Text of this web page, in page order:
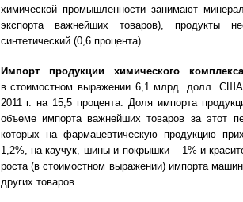
химической промышленности занимают
экспорта важнейших товаров), продукты
синтетический (0,6 процента).
Импорт продукции химического комплекса
в стоимостном выражении 6,1 млрд. долл.
2011 г. на 15,5 процента. Доля импорта
объеме импорта важнейших товаров за этот
которых на фармацевтическую продукцию
1,2%, на каучук, шины и покрышки – 1% и
роста (в стоимостном выражении) импорта
других товаров.